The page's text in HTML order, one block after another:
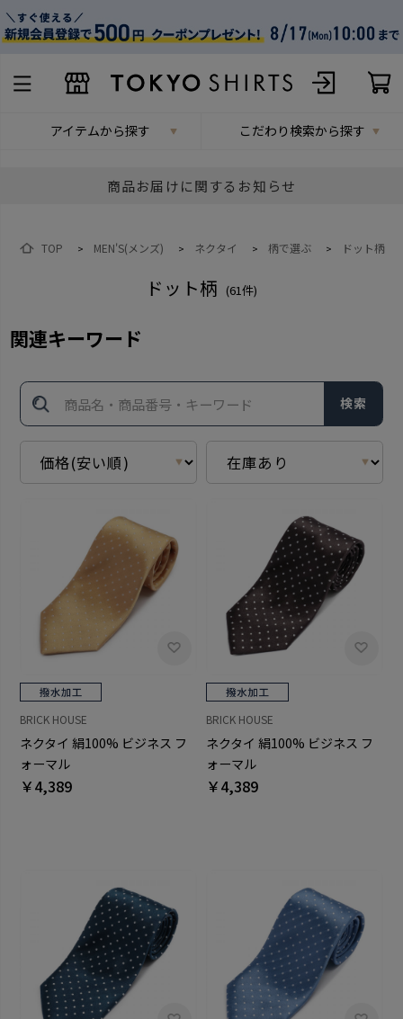
アイテムから探す こだわり検索から探す
商品お届けに関するお知らせ
TOP > MEN'S(メンズ) > ネクタイ > 柄で選ぶ > ドット柄
ドット柄 (61件)
関連キーワード
検索
BRICK HOUSE
ネクタイ 絹100% ビジネス フ
ォーマル
￥4,389
BRICK HOUSE
ネクタイ 絹100% ビジネス フ
ォーマル
￥4,389